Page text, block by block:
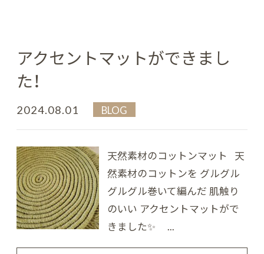
アクセントマットができまし
た！
2024.08.01 BLOG
天然素材のコットンマット 天
然素材のコットンを グルグル
グルグル巻いて編んだ 肌触り
のいい アクセントマットがで
きました✨ ...